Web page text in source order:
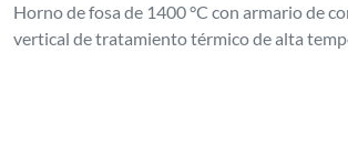
Horno de fosa de 1400 °C con armario de
vertical de tratamiento térmico de alta